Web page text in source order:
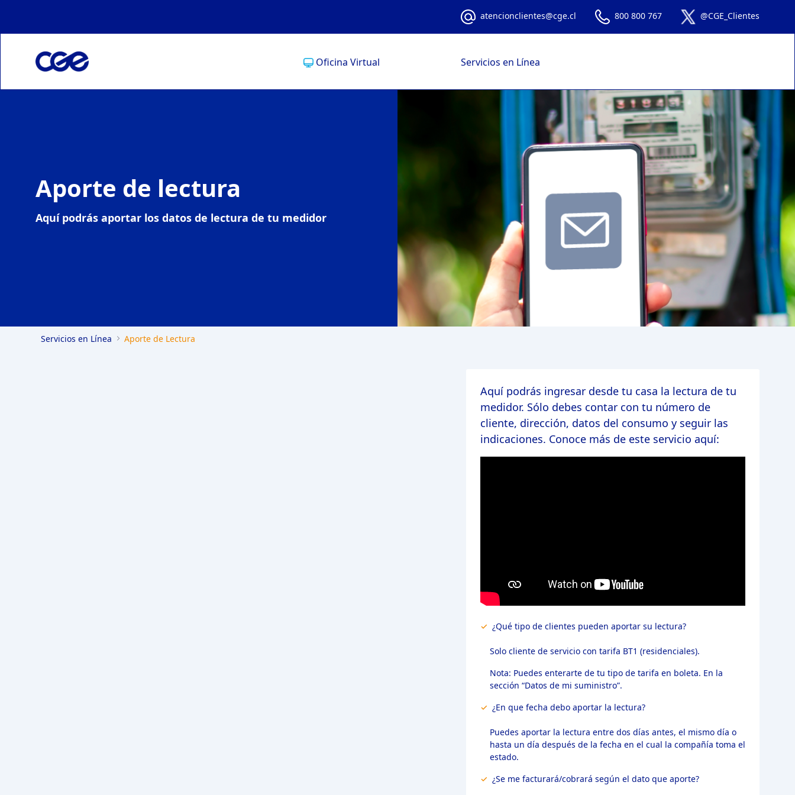
atencionclientes@cge.cl 800 800 767 @CGE_Clientes
Oficina Virtual Servicios en Línea
Aporte de lectura
Aquí podrás aportar los datos de lectura de tu medidor
Servicios en Línea Aporte de Lectura
Aquí podrás ingresar desde tu casa la lectura de tu
medidor. Sólo debes contar con tu número de
cliente, dirección, datos del consumo y seguir las
indicaciones. Conoce más de este servicio aquí:
✓ ¿Qué tipo de clientes pueden aportar su lectura?
Solo cliente de servicio con tarifa BT1 (residenciales).
Nota: Puedes enterarte de tu tipo de tarifa en boleta. En la
sección “Datos de mi suministro”.
✓ ¿En que fecha debo aportar la lectura?
Puedes aportar la lectura entre dos días antes, el mismo día o
hasta un día después de la fecha en el cual la compañía toma el
estado.
✓ ¿Se me facturará/cobrará según el dato que aporte?